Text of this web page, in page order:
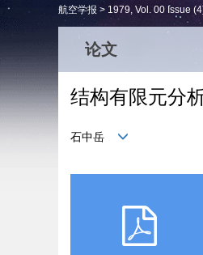
航空学报 > 1979, Vol. 00 Issue
论文
结构有限元分
石中岳